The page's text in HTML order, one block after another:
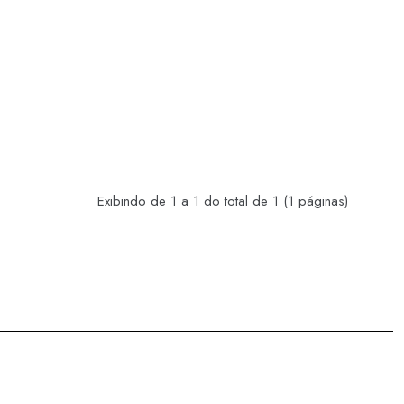
Exibindo de 1 a 1 do total de 1 (1 páginas)